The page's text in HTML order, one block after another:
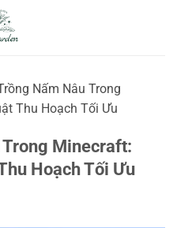
Nấm Nâu Trong
Thu Hoạch Tối Ưu
Trong Minecraft:
Hoạch Tối Ưu